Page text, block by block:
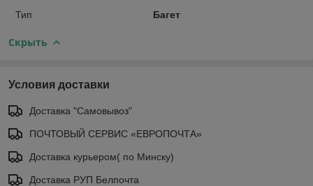
Тип
Багет
Скрыть
Условия доставки
Доставка "Самовывоз"
ПОЧТОВЫЙ СЕРВИС «ЕВРОПОЧТА»
Доставка курьером( по Минску)
Доставка РУП Белпочта